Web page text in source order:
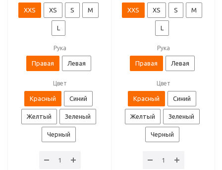
XXS XS S M
L
Рука
Правая Левая
Цвет
Красный Синий
Желтый Зеленый
Черный
XXS XS S M
L
Рука
Правая Левая
Цвет
Красный Синий
Желтый Зеленый
Черный